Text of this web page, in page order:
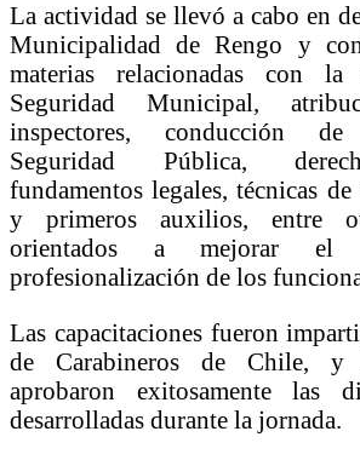
La actividad se llevó a cabo en
Municipalidad de Rengo y
materias relacionadas con
Seguridad Municipal,
inspectores, conducción
Seguridad Pública,
fundamentos legales, técnicas de
y primeros auxilios, entre
orientados a mejorar el
profesionalización de los
Las capacitaciones fueron
de Carabineros de Chile, y
aprobaron exitosamente las
desarrolladas durante la jornada.